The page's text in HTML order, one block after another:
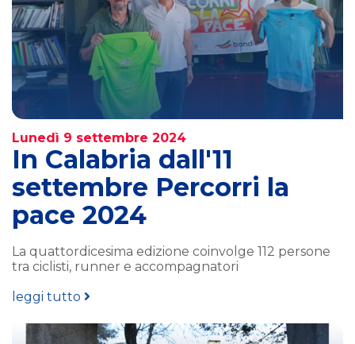
Lunedì 9 settembre 2024
In Calabria dall'11
settembre Percorri la
pace 2024
La quattordicesima edizione coinvolge 112 persone
tra ciclisti, runner e accompagnatori
leggi tutto